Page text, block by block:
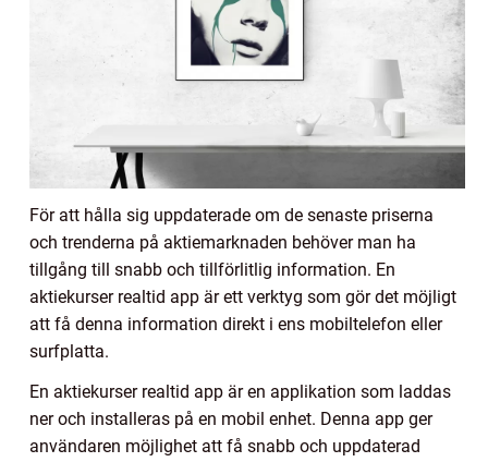
För att hålla sig uppdaterade om de senaste priserna
och trenderna på aktiemarknaden behöver man ha
tillgång till snabb och tillförlitlig information. En
aktiekurser realtid app är ett verktyg som gör det möjligt
att få denna information direkt i ens mobiltelefon eller
surfplatta.
En aktiekurser realtid app är en applikation som laddas
ner och installeras på en mobil enhet. Denna app ger
användaren möjlighet att få snabb och uppdaterad